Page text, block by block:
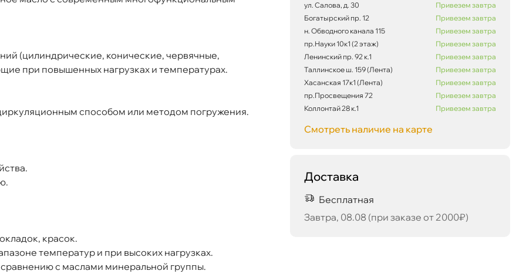
(цилиндрические, конические, червячные,
при повышенных нагрузках и температурах.
способом или методом погружения.
красок.
температур и при высоких нагрузках.
с маслами минеральной группы.
ул. Салова, д. 30
Привезем завтра
Богатырский пр. 12
Привезем завтра
н. Обводного канала 115
Привезем завтра
пр.Науки 10к1 (2 этаж)
Привезем завтра
Ленинский пр. 92 к.1
Привезем завтра
Таллинское ш. 159 (Лента)
Привезем завтра
Хасанская 17к1 (Лента)
Привезем завтра
пр.Просвещения 72
Привезем завтра
Коллонтай 28 к.1
Привезем завтра
Смотреть наличие на карте
Доставка
Бесплатная
Завтра, 08.08 (при заказе от 2000₽)
0099699 29 013 ₽30 540 ₽ корзину
Сегодня, 07.08